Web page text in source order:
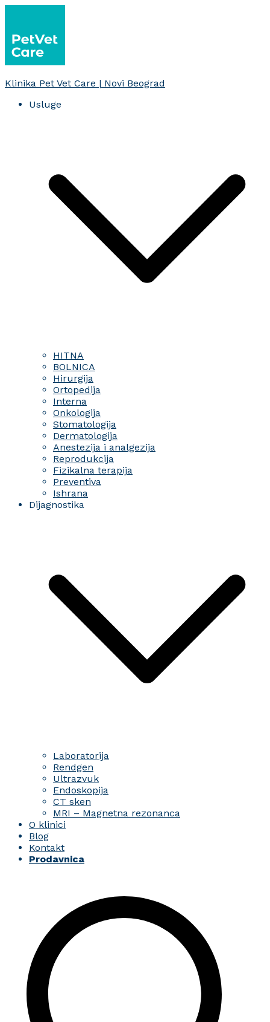
sadržaj
Klinika Pet Vet Care | Novi Beograd
Usluge
HITNA
BOLNICA
Hirurgija
Ortopedija
Interna
Onkologija
Stomatologija
Dermatologija
Anestezija i analgezija
Reprodukcija
Fizikalna terapija
Preventiva
Ishrana
Dijagnostika
Laboratorija
Rendgen
Ultrazvuk
Endoskopija
CT sken
MRI – Magnetna rezonanca
O klinici
Blog
Kontakt
Prodavnica